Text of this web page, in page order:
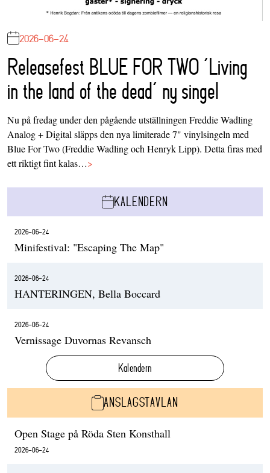
2026-06-24
Releasefest BLUE FOR TWO ‘Living
in the land of the dead’ ny singel
Nu på fredag under den pågående utställningen Freddie Wadling
Analog + Digital släpps den nya limiterade 7" vinylsingeln med
Blue For Two (Freddie Wadling och Henryk Lipp). Detta firas med
ett riktigt fint kalas…>
KALENDERN
2026-06-24
Minifestival: "Escaping The Map"
2026-06-24
HANTERINGEN, Bella Boccard
2026-06-24
Vernissage Duvornas Revansch
Kalendern
ANSLAGSTAVLAN
Open Stage på Röda Sten Konsthall
2026-06-24